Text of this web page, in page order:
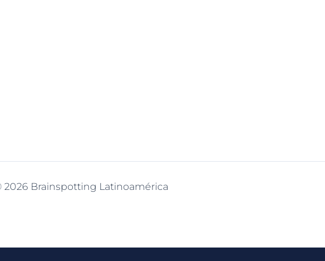
2026 Brainspotting Latinoamérica